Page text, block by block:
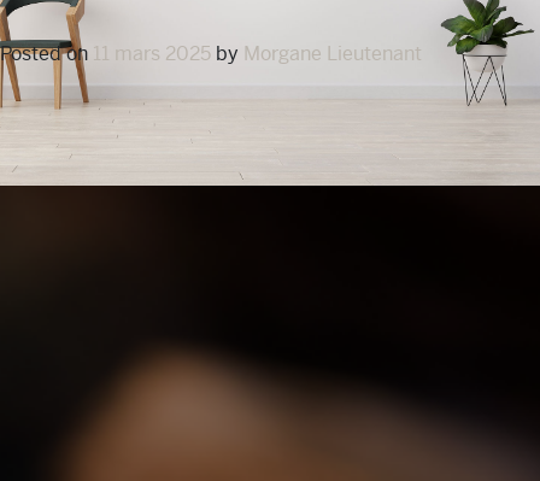
Posted on 11 mars 2025 by Morgane Lieutenant